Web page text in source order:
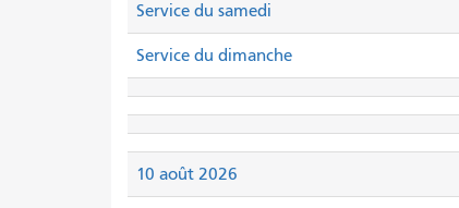
Service du samedi
Service du dimanche
10 août 2026